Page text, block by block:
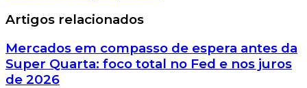
Artigos relacionados
Mercados em compasso de espera antes da
Super Quarta: foco total no Fed e nos juros
de 2026